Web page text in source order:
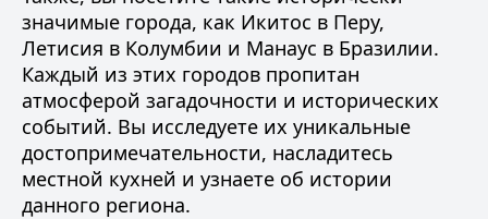
значимые города, как Икитос в Перу,
Летисия в Колумбии и Манаус в Бразилии.
Каждый из этих городов пропитан
атмосферой загадочности и исторических
событий. Вы исследуете их уникальные
достопримечательности, насладитесь
местной кухней и узнаете об истории
данного региона.